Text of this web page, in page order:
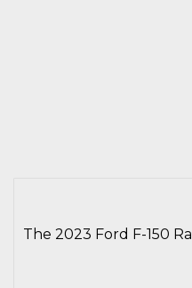
The 2023 Ford F-150